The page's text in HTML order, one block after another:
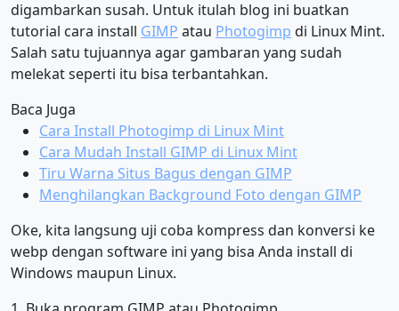
digambarkan susah. Untuk itulah blog ini buatkan
tutorial cara install GIMP atau Photogimp di Linux Mint.
Salah satu tujuannya agar gambaran yang sudah
melekat seperti itu bisa terbantahkan.
Baca Juga
Cara Install Photogimp di Linux Mint
Cara Mudah Install GIMP di Linux Mint
Tiru Warna Situs Bagus dengan GIMP
Menghilangkan Background Foto dengan GIMP
Oke, kita langsung uji coba kompress dan konversi ke
webp dengan software ini yang bisa Anda install di
Windows maupun Linux.